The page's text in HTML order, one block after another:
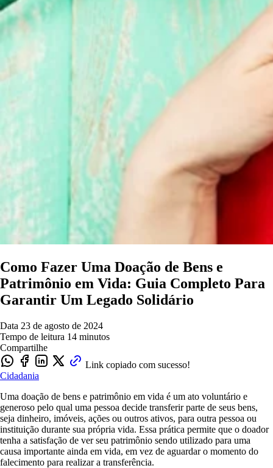
Como Fazer Uma Doação de Bens e
Patrimônio em Vida: Guia Completo Para
Garantir Um Legado Solidário
Data 23 de agosto de 2024
Tempo de leitura 14 minutos
Compartilhe
Link copiado com sucesso!
Cidadania
Uma doação de bens e patrimônio em vida é um ato voluntário e
generoso pelo qual uma pessoa decide transferir parte de seus bens,
seja dinheiro, imóveis, ações ou outros ativos, para outra pessoa ou
instituição durante sua própria vida. Essa prática permite que o doador
tenha a satisfação de ver seu patrimônio sendo utilizado para uma
causa importante ainda em vida, em vez de aguardar o momento do
falecimento para realizar a transferência.